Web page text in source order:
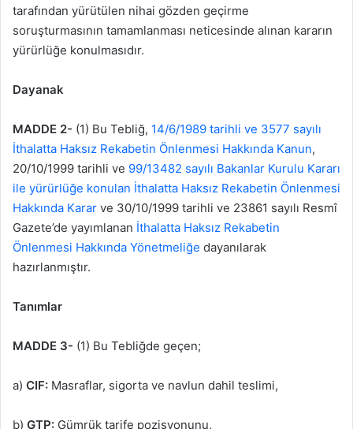
tarafından yürütülen nihai gözden geçirme
soruşturmasının tamamlanması neticesinde alınan kararın
yürürlüğe konulmasıdır.
Dayanak
MADDE 2- (1) Bu Tebliğ, 14/6/1989 tarihli ve 3577 sayılı
İthalatta Haksız Rekabetin Önlenmesi Hakkında Kanun,
20/10/1999 tarihli ve 99/13482 sayılı Bakanlar Kurulu Kararı
ile yürürlüğe konulan İthalatta Haksız Rekabetin Önlenmesi
Hakkında Karar ve 30/10/1999 tarihli ve 23861 sayılı Resmî
Gazete’de yayımlanan İthalatta Haksız Rekabetin
Önlenmesi Hakkında Yönetmeliğe dayanılarak
hazırlanmıştır.
Tanımlar
MADDE 3- (1) Bu Tebliğde geçen;
a) CIF: Masraflar, sigorta ve navlun dahil teslimi,
b) GTP: Gümrük tarife pozisyonunu,